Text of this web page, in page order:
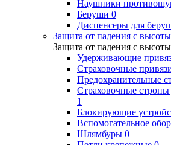
Наушники
Беруши 0
Диспенсеры для
Защита от падения с высоты
Защита от падения с высоты
Удерживающие
Страховочные
Предохранительные
Страховочные
1
Блокирующие
Вспомогательное
Шлямбуры 0